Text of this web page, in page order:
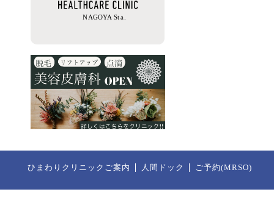
ひまわりクリニックご案内 人間ドック ご予約(MRSO)